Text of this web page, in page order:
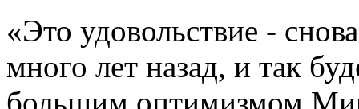
«Это удовольствие -
много лет назад, и так
большим оптимизмом